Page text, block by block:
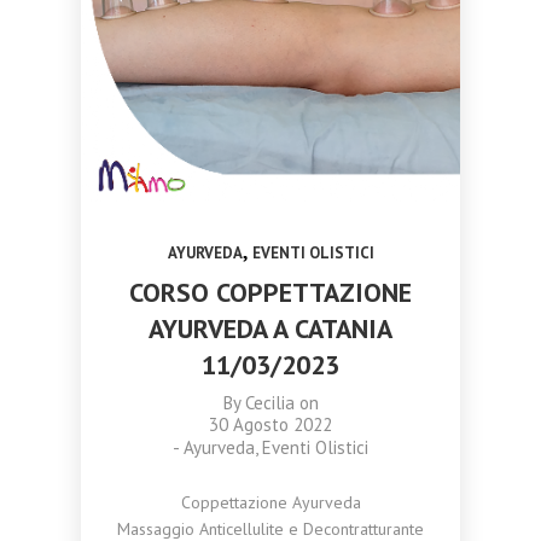
TRASFORMARE
LA TUA VITA
CATANIA 18
NOVEMBRE 2023
NOVEMBRE 2023
OTTOBRE
MASSAGGIO
AYURVEDA
TRIDOSHA A
CATANIA 11
NOVEMBRE
2023
SETTEMBRE
2023
CAMPANE DI
CRISTALLO:
ARMONIA,
E BENESSERE
OLISTICO
AYURVEDA, EVENTI OLISTICI
CORSO COPPETTAZIONE
AYURVEDA A CATANIA
11/03/2023
By Cecilia on
30 Agosto 2022
- Ayurveda,Eventi Olistici
Coppettazione Ayurveda
Massaggio Anticellulite e Decontratturante